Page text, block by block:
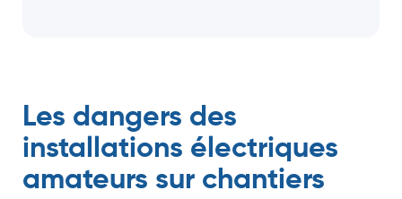
Les dangers des
installations électriques
amateurs sur chantiers